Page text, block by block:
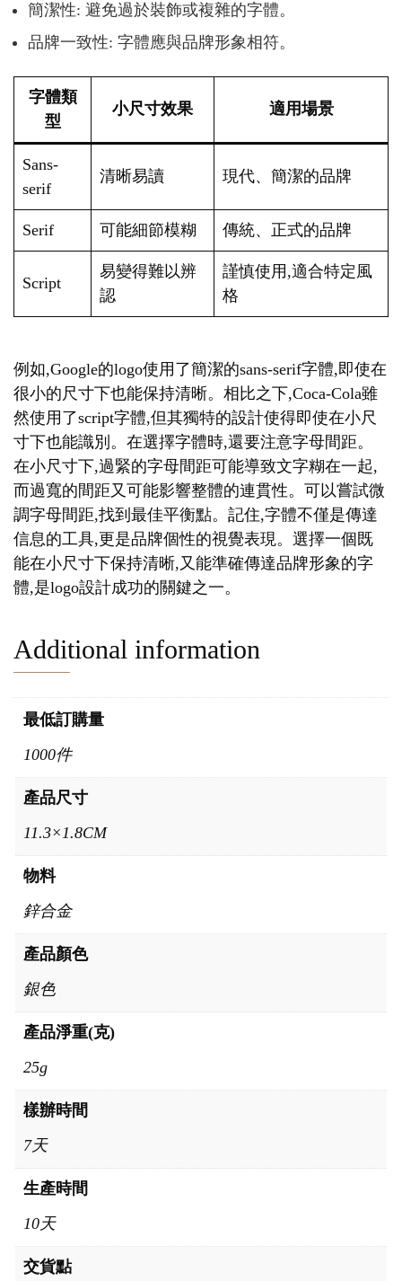
簡潔性: 避免過於裝飾或複雜的字體。
品牌一致性: 字體應與品牌形象相符。
字體類
型
小尺寸效果 適用場景
Sans-
serif
清晰易讀 現代、簡潔的品牌
Serif 可能細節模糊 傳統、正式的品牌
Script
易變得難以辨
認
謹慎使用,適合特定風
格
例如,Google的logo使用了簡潔的sans-serif字體,即使在
很小的尺寸下也能保持清晰。相比之下,Coca-Cola雖
然使用了script字體,但其獨特的設計使得即使在小尺
寸下也能識別。在選擇字體時,還要注意字母間距。
在小尺寸下,過緊的字母間距可能導致文字糊在一起,
而過寬的間距又可能影響整體的連貫性。可以嘗試微
調字母間距,找到最佳平衡點。記住,字體不僅是傳達
信息的工具,更是品牌個性的視覺表現。選擇一個既
能在小尺寸下保持清晰,又能準確傳達品牌形象的字
體,是logo設計成功的關鍵之一。
Additional information
最低訂購量
1000件
產品尺寸
11.3×1.8CM
物料
鋅合金
產品顏色
銀色
產品淨重(克)
25g
樣辦時間
7天
生產時間
10天
交貨點